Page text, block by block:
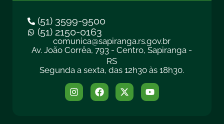
(51) 3599-9500
(51) 2150-0163
comunica@sapiranga.rs.gov.br
Av. João Corrêa, 793 - Centro, Sapiranga -
RS
Segunda a sexta, das 12h30 às 18h30.